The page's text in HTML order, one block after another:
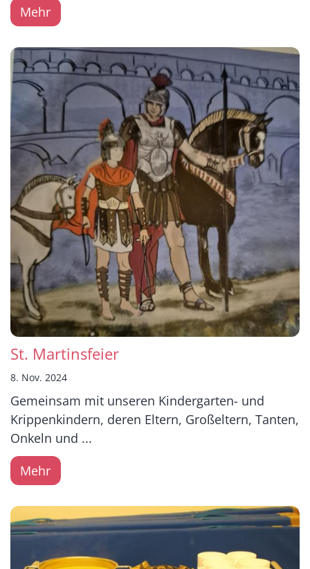
Mehr
St. Martinsfeier
8. Nov. 2024
Gemeinsam mit unseren Kindergarten- und
Krippenkindern, deren Eltern, Großeltern, Tanten,
Onkeln und ...
Mehr